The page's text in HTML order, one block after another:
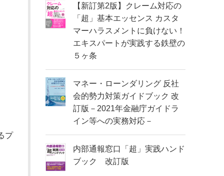
プ
【新訂第2版】クレーム対応の
「超」基本エッセンス カスタ
マーハラスメントに負けない！
エキスパートが実践する鉄壁の
５ヶ条
マネー・ローンダリング 反社
会的勢力対策ガイドブック 改
訂版－2021年金融庁ガイドラ
イン等への実務対応－
内部通報窓口「超」実践ハンド
ブック 改訂版